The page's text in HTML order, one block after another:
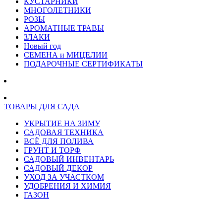
МНОГОЛЕТНИКИ
РОЗЫ
АРОМАТНЫЕ ТРАВЫ
ЗЛАКИ
Новый год
СЕМЕНА и МИЦЕЛИИ
ПОДАРОЧНЫЕ СЕРТИФИКАТЫ
ТОВАРЫ ДЛЯ САДА
УКРЫТИЕ НА ЗИМУ
САДОВАЯ ТЕХНИКА
ВСЁ ДЛЯ ПОЛИВА
ГРУНТ И ТОРФ
САДОВЫЙ ИНВЕНТАРЬ
САДОВЫЙ ДЕКОР
УХОД ЗА УЧАСТКОМ
УДОБРЕНИЯ И ХИМИЯ
ГАЗОН